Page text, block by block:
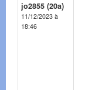
jo2855 (20a)
11/12/2023 à
18:46